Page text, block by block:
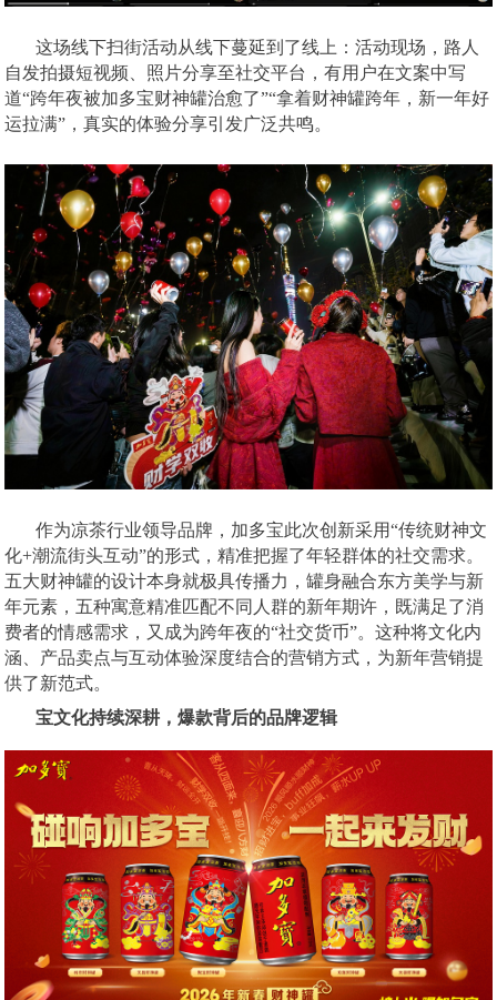
这场线下扫街活动从线下蔓延到了线上：活动现场，路人
自发拍摄短视频、照片分享至社交平台，有用户在文案中写
道“跨年夜被加多宝财神罐治愈了”“拿着财神罐跨年，新一年好
运拉满”，真实的体验分享引发广泛共鸣。
作为凉茶行业领导品牌，加多宝此次创新采用“传统财神文
化+潮流街头互动”的形式，精准把握了年轻群体的社交需求。
五大财神罐的设计本身就极具传播力，罐身融合东方美学与新
年元素，五种寓意精准匹配不同人群的新年期许，既满足了消
费者的情感需求，又成为跨年夜的“社交货币”。这种将文化内
涵、产品卖点与互动体验深度结合的营销方式，为新年营销提
供了新范式。
宝文化持续深耕，爆款背后的品牌逻辑